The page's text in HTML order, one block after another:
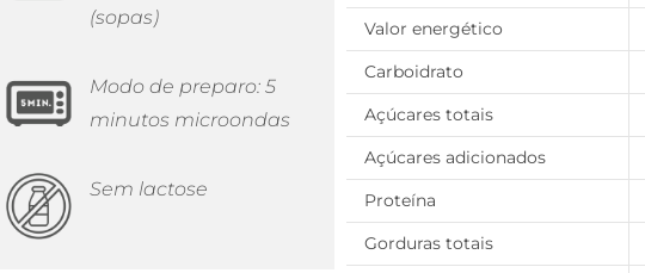
(sopas)
Modo de preparo: 5
minutos microondas
Sem lactose
Valor energético
Carboidrato
Açúcares totais
Açúcares adicionados
Proteína
Gorduras totais